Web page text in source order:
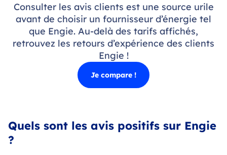
Consulter les avis clients est une source urile
avant de choisir un fournisseur d’énergie tel
que Engie. Au-delà des tarifs affichés,
retrouvez les retours d’expérience des clients
Engie !
Je compare !
Quels sont les avis positifs sur Engie
?